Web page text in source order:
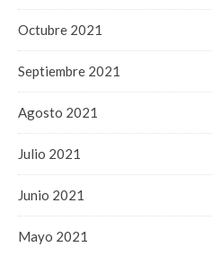
Octubre 2021
Septiembre 2021
Agosto 2021
Julio 2021
Junio 2021
Mayo 2021